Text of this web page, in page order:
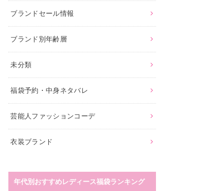
ブランドセール情報
ブランド別年齢層
未分類
福袋予約・中身ネタバレ
芸能人ファッションコーデ
衣装ブランド
年代別おすすめレディース福袋ランキング